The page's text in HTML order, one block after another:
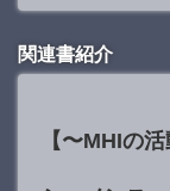
関連書紹介
【〜MHIの活